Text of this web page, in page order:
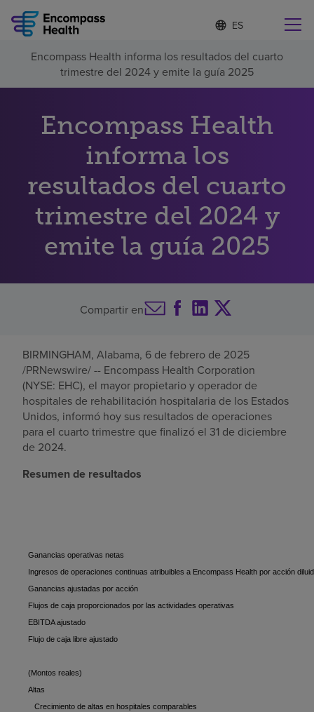
Lista
de
idiomas
contraída
d
o
m
a
l
e
c
c
i
o
n
a
o
Por qué debe elegirnos
Servicios de rehabilitación
Pacientes y cuidadores
Recursos de salud
Inversores
Empleos
Pagar mi factura
Encompass Health informa los resultados del cuarto
trimestre del 2024 y emite la guía 2025
Encompass Health
informa los
resultados del cuarto
trimestre del 2024 y
emite la guía 2025
Compartir en
BIRMINGHAM, Alabama, 6 de febrero de 2025
/PRNewswire/ -- Encompass Health Corporation
(NYSE: EHC), el mayor propietario y operador de
hospitales de rehabilitación hospitalaria de los Estados
Unidos, informó hoy sus resultados de operaciones
para el cuarto trimestre que finalizó el 31 de diciembre
de 2024.
Resumen de resultados
Ganancias operativas netas
Ingresos de operaciones continuas atribuibles a Encompass Health por acción
Ganancias ajustadas por acción
Flujos de caja proporcionados por las actividades operativas
EBITDA ajustado
Flujo de caja libre ajustado
(Montos reales)
Altas
Crecimiento de altas en hospitales comparables